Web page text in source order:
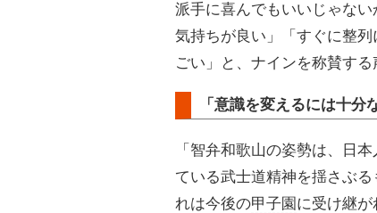
派手に喜んでもいいじゃな
気持ちが良い」「すぐに整
ごい」と、ナインを称賛する
「意識を変えるには十分
「智弁和歌山の姿勢は、日
ている武士道精神を揺さぶる
れは今後の甲子園に受け継